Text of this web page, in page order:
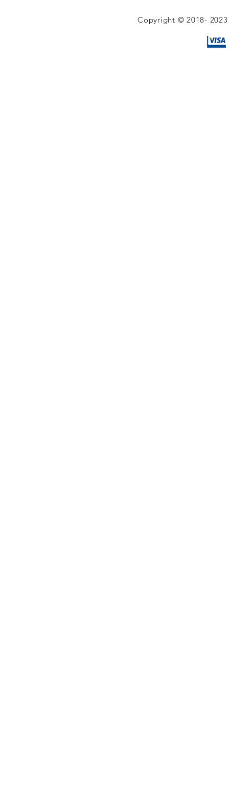
Copyright © 2018- 2023